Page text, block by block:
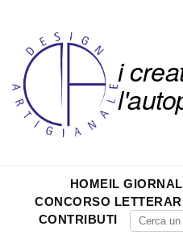
i
HOMEIL
CONCORSO
CONTRIBUTI